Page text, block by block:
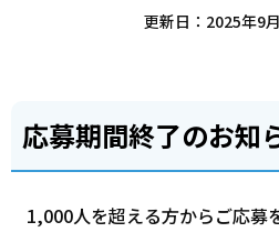
更新日：2025年9
応募期間終了のお知
1,000人を超える方からご応募